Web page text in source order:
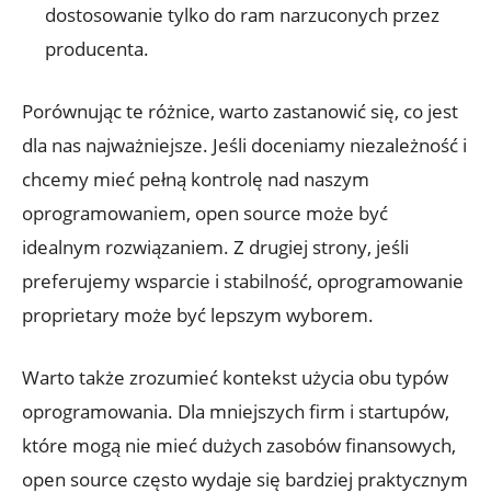
dostosowanie tylko do ram narzuconych przez
producenta.
Porównując te różnice, warto zastanowić się, co jest
dla nas najważniejsze. Jeśli doceniamy niezależność i
chcemy mieć pełną kontrolę nad naszym
oprogramowaniem, open source może być
idealnym rozwiązaniem. Z drugiej strony, jeśli
preferujemy wsparcie i stabilność, oprogramowanie
proprietary może być lepszym wyborem.
Warto także zrozumieć kontekst użycia obu typów
oprogramowania. Dla mniejszych firm i startupów,
które mogą nie mieć dużych zasobów finansowych,
open source często wydaje się bardziej praktycznym